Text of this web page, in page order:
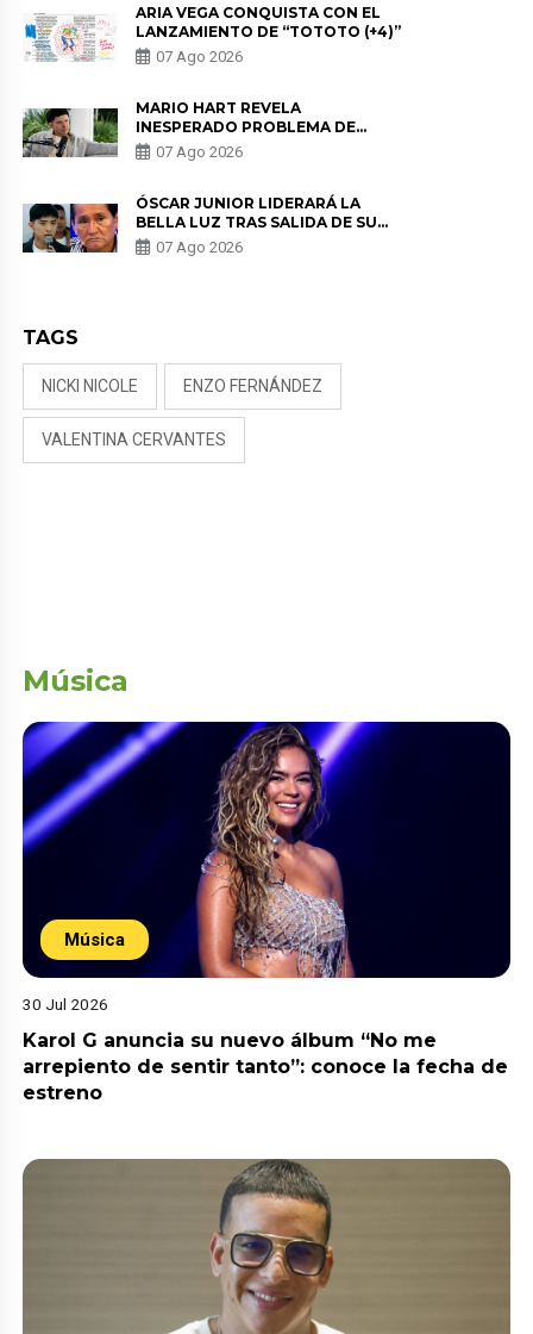
ARIA VEGA CONQUISTA CON EL
LANZAMIENTO DE “TOTOTO (+4)”
07 Ago 2026
MARIO HART REVELA
INESPERADO PROBLEMA DE
SALUD ANTES DE SEPARARSE DE
KORINA: “ME ENCONTRARON UN
07 Ago 2026
ÓSCAR JUNIOR LIDERARÁ LA
BELLA LUZ TRAS SALIDA DE SU
PADRE POR POLÉMICA CON
NALDY SALDAÑA
07 Ago 2026
TAGS
NICKI NICOLE ENZO FERNÁNDEZ
VALENTINA CERVANTES
Música
Música
30 Jul 2026
Karol G anuncia su nuevo álbum “No me
arrepiento de sentir tanto”: conoce la fecha de
estreno